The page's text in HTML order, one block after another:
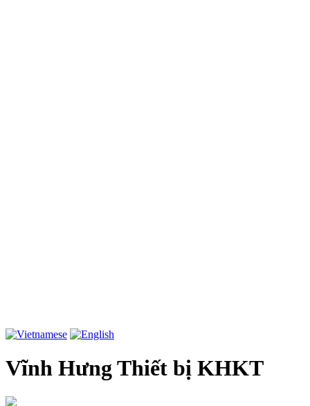
Vĩnh Hưng Thiết bị KHKT